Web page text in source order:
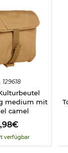
129618
medium mit
camel
verfügbar